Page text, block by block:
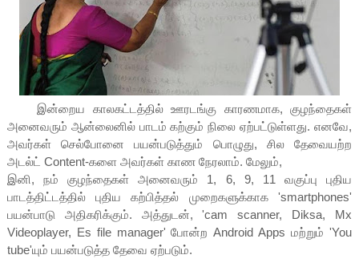
இன்றைய காலகட்டத்தில் ஊரடங்கு காரணமாக, குழந்தைகள்
அனைவரும் ஆன்லைனில் பாடம் கற்கும் நிலை ஏற்பட்டுள்ளது. எனவே,
அவர்கள் செல்போனை பயன்படுத்தும் பொழுது, சில தேவையற்ற
அடல்ட் Content-களை அவர்கள் காண நேரலாம். மேலும்,
இனி, நம் குழந்தைகள் அனைவரும் 1, 6, 9, 11 வகுப்பு புதிய
பாடத்திட்டத்தில் புதிய கற்பித்தல் முறைகளுக்காக 'smartphones'
பயன்பாடு அதிகரிக்கும். அத்துடன், 'cam scanner, Diksa, Mx
Videoplayer, Es file manager' போன்ற Android Apps மற்றும் 'You
tube'யும் பயன்படுத்த தேவை ஏற்படும்.